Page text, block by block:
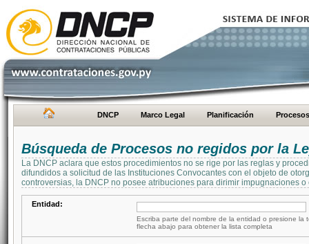
DNCP Marco Legal Planificación Procesos
Búsqueda de Procesos no regidos por la
La DNCP aclara que estos procedimientos no se rige por las reglas y
difundidos a solicitud de las Instituciones Convocantes con el objeto de
controversias, la DNCP no posee atribuciones para dirimir impugnaciones
Entidad:
Escriba parte del nombre de la entidad o presione la
flecha abajo para obtener la lista completa